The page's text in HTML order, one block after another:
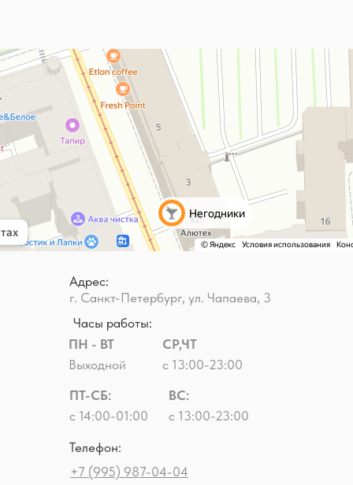
Адрес:
г. Санкт-Петербург, ул. Чапаева, 3
Часы работы:
ПН - ВТ
Выходной
Телефон:
+7 (995) 987-04-04
СР,ЧТ
с 13:00-23:00
ВС:
с 13:00-23:00
ПТ-СБ:
с 14:00-01:00